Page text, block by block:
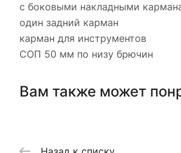
с боковыми накладными
один задний карман
карман для инструментов
СОП 50 мм по низу брючин
Вам также может